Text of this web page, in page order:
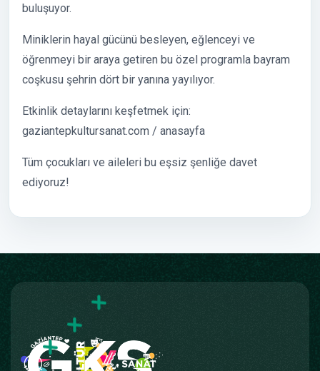
buluşuyor.
Miniklerin hayal gücünü besleyen, eğlenceyi ve
öğrenmeyi bir araya getiren bu özel programla bayram
coşkusu şehrin dört bir yanına yayılıyor.
Etkinlik detaylarını keşfetmek için:
gaziantepkultursanat.com / anasayfa
Tüm çocukları ve aileleri bu eşsiz şenliğe davet
ediyoruz!